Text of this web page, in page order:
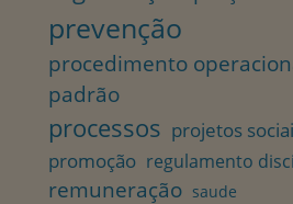
prevenção
procedimento
padrão
processos projetos
promoção regulamento
remuneração saude